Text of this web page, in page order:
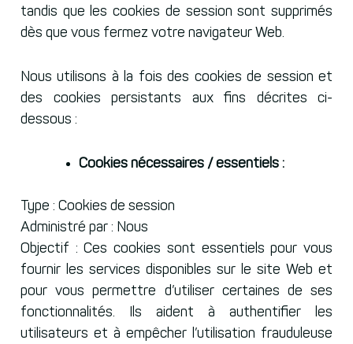
tandis que les cookies de session sont supprimés
dès que vous fermez votre navigateur Web.
Nous utilisons à la fois des cookies de session et
des cookies persistants aux fins décrites ci-
dessous :
Cookies nécessaires / essentiels :
Type : Cookies de session
Administré par : Nous
Objectif : Ces cookies sont essentiels pour vous
fournir les services disponibles sur le site Web et
pour vous permettre d’utiliser certaines de ses
fonctionnalités. Ils aident à authentifier les
utilisateurs et à empêcher l’utilisation frauduleuse